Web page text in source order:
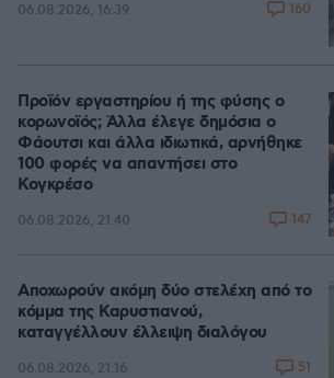
06.08.2026, 16:39 160
Προϊόν εργαστηρίου ή της φύσης ο
κορωνοϊός; Άλλα έλεγε δημόσια ο
Φάουτσι και άλλα ιδιωτικά, αρνήθηκε
100 φορές να απαντήσει στο
Κογκρέσο
06.08.2026, 21:40 147
Αποχωρούν ακόμη δύο στελέχη από το
κόμμα της Καρυστιανού,
καταγγέλλουν έλλειψη διαλόγου
06.08.2026, 21:16 51